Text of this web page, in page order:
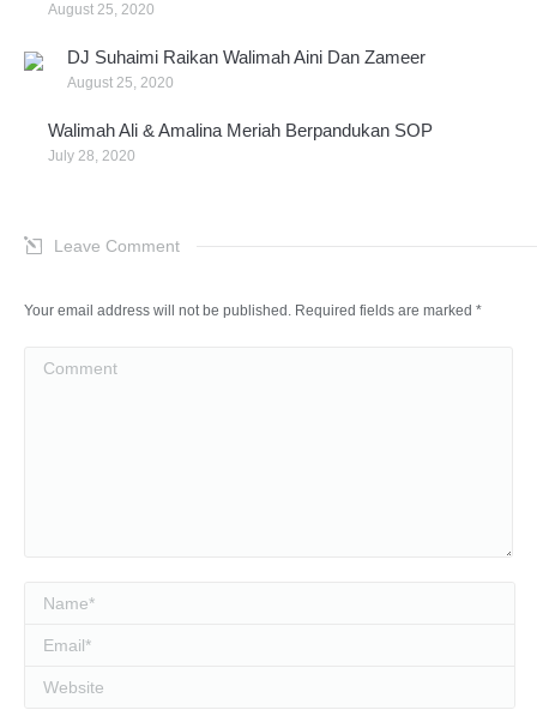
August 25, 2020
DJ Suhaimi Raikan Walimah Aini Dan Zameer
August 25, 2020
Walimah Ali & Amalina Meriah Berpandukan SOP
July 28, 2020
Leave Comment
Your email address will not be published. Required fields are marked *
Name *
Email *
Website